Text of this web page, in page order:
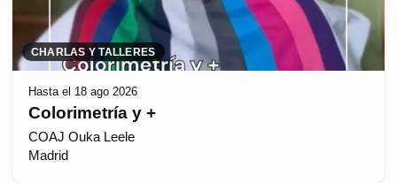
CHARLAS Y TALLERES
Hasta el 18 ago 2026
Colorimetría y +
COAJ Ouka Leele
Madrid